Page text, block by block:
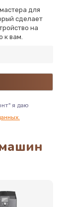
для
сделает
на
к вам.
я даю